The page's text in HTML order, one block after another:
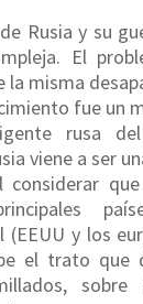
Rusia y su
El
la misma
fue un
rusa
viene a ser
considerar
(EEUU y los
el trato que